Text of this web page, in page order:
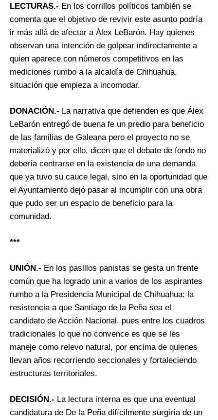
LECTURAS.- En los corrillos políticos también se
comenta que el objetivo de revivir este asunto podría
ir más allá de afectar a Álex LeBarón. Hay quienes
observan una intención de golpear indirectamente a
quien aparece con números competitivos en las
mediciones rumbo a la alcaldía de Chihuahua,
situación que empieza a incomodar.
DONACIÓN.- La narrativa que defienden es que Álex
LeBarón entregó de buena fe un predio para beneficio
de las familias de Galeana pero el proyecto no se
materializó y por ello, dicen que el debate de fondo no
debería centrarse en la existencia de una demanda
que ya tuvo su cauce legal, sino en la oportunidad que
el Ayuntamiento dejó pasar al incumplir con una obra
que pudo ser un espacio de beneficio para la
comunidad.
***
UNIÓN.- En los pasillos panistas se gesta un frente
común que ha logrado unir a varios de los aspirantes
rumbo a la Presidencia Municipal de Chihuahua: la
resistencia a que Santiago de la Peña sea el
candidato de Acción Nacional, pues entre los cuadros
tradicionales lo que no convence es que se les
maneje como relevo natural, por encima de quienes
llevan años recorriendo seccionales y fortaleciendo
estructuras territoriales.
DECISIÓN.- La lectura interna es que una eventual
candidatura de De la Peña difícilmente surgiría de un